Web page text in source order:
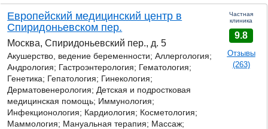
Европейский медицинский центр в
Спиридоньевском пер.
Москва, Спиридоньевский пер., д. 5
Акушерство, ведение беременности; Аллергология;
Андрология; Гастроэнтерология; Гематология;
Генетика; Гепатология; Гинекология;
Дерматовенерология; Детская и подростковая
медицинская помощь; Иммунология;
Инфекционология; Кардиология; Косметология;
Маммология; Мануальная терапия; Массаж;
Частная
клиника
9.8
Отзывы
(263)